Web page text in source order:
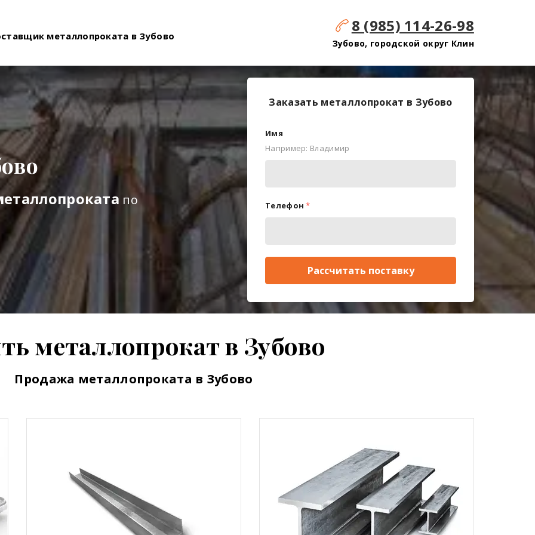
металлопроката в Зубово
8 (985) 114-26-98
Зубово, городской округ Клин
по
Заказать металлопрокат в Зубово
Имя
Например: Владимир
Телефон *
Рассчитать поставку
металлопрокат в Зубово
Продажа металлопроката в Зубово